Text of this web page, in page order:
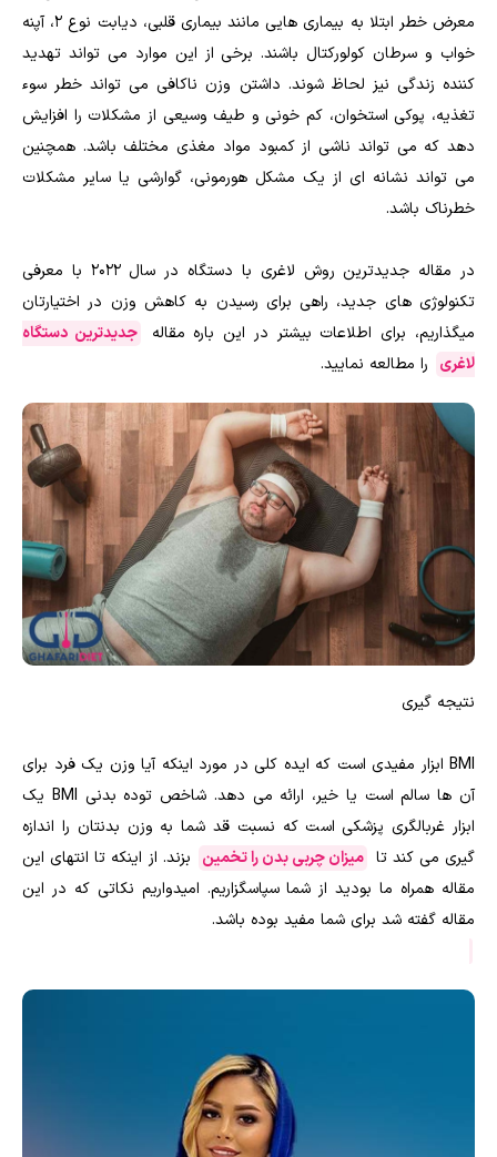
معرض خطر ابتلا به بیماری هایی مانند بیماری قلبی، دیابت نوع 2، آپنه
خواب و سرطان کولورکتال باشند. برخی از این موارد می تواند تهدید
کننده زندگی نیز لحاظ شوند. داشتن وزن ناکافی می تواند خطر سوء
تغذیه، پوکی استخوان، کم خونی و طیف وسیعی از مشکلات را افزایش
دهد که می تواند ناشی از کمبود مواد مغذی مختلف باشد. همچنین
می تواند نشانه ای از یک مشکل هورمونی، گوارشی یا سایر مشکلات
خطرناک باشد.
در مقاله جدیدترین روش لاغری با دستگاه در سال 2022 با معرفی
تکنولوژی های جدید، راهی برای رسیدن به کاهش وزن در اختیارتان
میگذاریم، برای اطلاعات بیشتر در این باره مقاله
جدیدترین دستگاه
لاغری را مطالعه نمایید.
نتیجه گیری
BMI ابزار مفیدی است که ایده کلی در مورد اینکه آیا وزن یک فرد برای
آن ها سالم است یا خیر، ارائه می دهد. شاخص توده بدنی BMI یک
ابزار غربالگری پزشکی است که نسبت قد شما به وزن بدنتان را اندازه
گیری می کند تا میزان چربی بدن را تخمین بزند. از اینکه تا انتهای این
مقاله همراه ما بودید از شما سپاسگزاریم. امیدواریم نکاتی که در این
مقاله گفته شد برای شما مفید بوده باشد.